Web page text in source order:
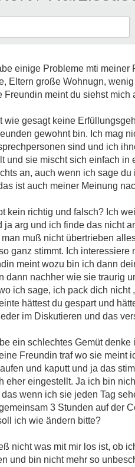
einige Probleme mti meiner
Eltern große Wohnugn,
Freundin meint du siehst mich
wie gesagt keine
gewohnt bin. Ich mag
sind und ich
und sie mischt sich einfach in
an, auch wenn ich sage
ist auch meiner Meinung
kein richtig und falsch? Ich
ja arg und ich finde das nicht
man muß nicht übertrieben
ganz stimmt. Ich
meint wozu bin ich dann
dann nachher wie sie traurig
ich sage, ich pack dich nicht
hättest du gespart und
im Diskutieren und das
ein schlechtes Gemüt
Freundin traf wo sie meint
und kaputt und ja das
eher eingestellt. Ja ich bin
das wenn ich sie jeden Tag
3 Stunden auf der
ich wie ändern bitte?
nicht was mit mir los ist, ob
und bin nicht mehr so